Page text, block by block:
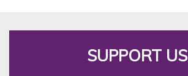
SUPPORT US